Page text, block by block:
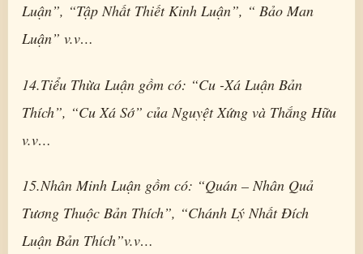
Luận”, “Tập Nhất Thiết Kinh Luận”, “ Bảo Man
Luận” v.v…
14.Tiểu Thừa Luận gồm có: “Cu -Xá Luận Bản
Thích”, “Cu Xá Sớ” của Nguyệt Xứng và Thắng Hữu
v.v…
15.Nhân Minh Luận gồm có: “Quán – Nhân Quả
Tương Thuộc Bản Thích”, “Chánh Lý Nhất Đích
Luận Bản Thích”v.v…